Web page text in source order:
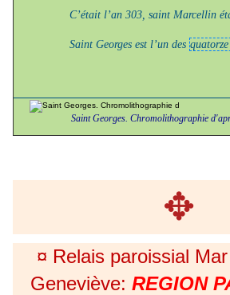
C’était l’an 303, saint Marcellin
Saint Georges est l’un des
Saint Georges. Chromolithographie
✥
¤ Relais paroissial
Geneviève: REGION